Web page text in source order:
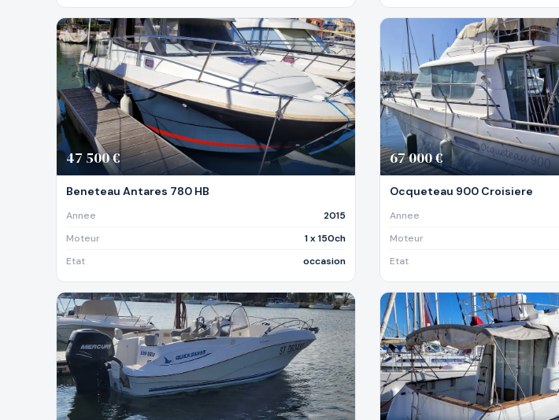
47 500 €
Beneteau Antares 780 HB
Annee
2015
Moteur
1 x 150ch
Etat
occasion
67 000 €
Ocqueteau 900 Croisiere
Annee
Moteur
Etat